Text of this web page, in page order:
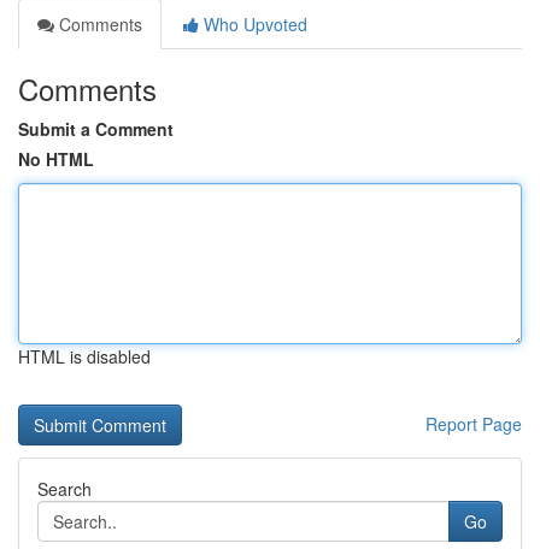
Comments
Who Upvoted
Comments
Submit a Comment
No HTML
HTML is disabled
Report Page
Search
Go